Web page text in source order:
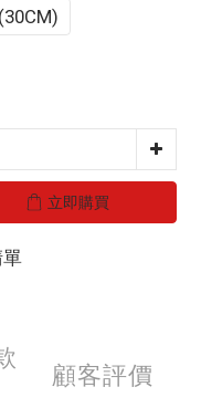
立即購買
顧客評價